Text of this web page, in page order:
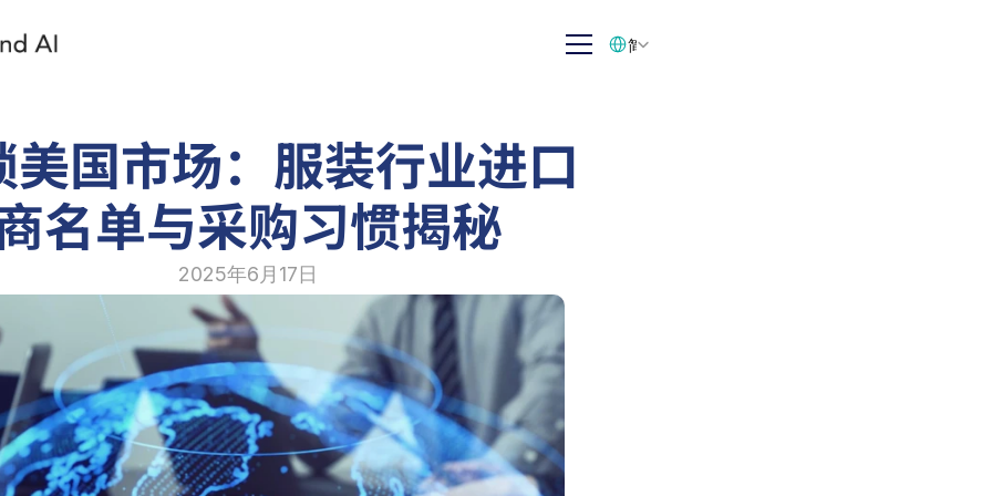
美国市场：服装行业进口
名单与采购习惯揭秘
2025年6月17日
简体中文